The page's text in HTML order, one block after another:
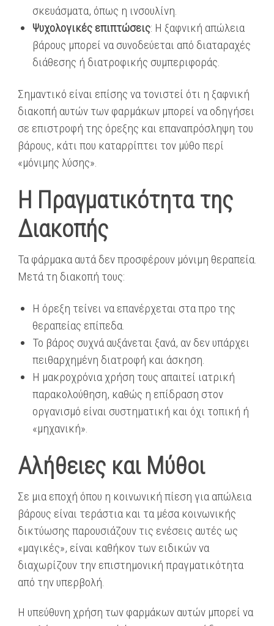
σκευάσματα, όπως η ινσουλίνη.
Ψυχολογικές επιπτώσεις: Η ξαφνική απώλεια
βάρους μπορεί να συνοδεύεται από διαταραχές
διάθεσης ή διατροφικής συμπεριφοράς.
Σημαντικό είναι επίσης να τονιστεί ότι η ξαφνική
διακοπή αυτών των φαρμάκων μπορεί να οδηγήσει
σε επιστροφή της όρεξης και επαναπρόσληψη του
βάρους, κάτι που καταρρίπτει τον μύθο περί
«μόνιμης λύσης».
Η Πραγματικότητα της
Διακοπής
Τα φάρμακα αυτά δεν προσφέρουν μόνιμη θεραπεία.
Μετά τη διακοπή τους:
Η όρεξη τείνει να επανέρχεται στα προ της
θεραπείας επίπεδα.
Το βάρος συχνά αυξάνεται ξανά, αν δεν υπάρχει
πειθαρχημένη διατροφή και άσκηση.
Η μακροχρόνια χρήση τους απαιτεί ιατρική
παρακολούθηση, καθώς η επίδραση στον
οργανισμό είναι συστηματική και όχι τοπική ή
«μηχανική».
Αλήθειες και Μύθοι
Σε μια εποχή όπου η κοινωνική πίεση για απώλεια
βάρους είναι τεράστια και τα μέσα κοινωνικής
δικτύωσης παρουσιάζουν τις ενέσεις αυτές ως
«μαγικές», είναι καθήκον των ειδικών να
διαχωρίζουν την επιστημονική πραγματικότητα
από την υπερβολή.
Η υπεύθυνη χρήση των φαρμάκων αυτών μπορεί να